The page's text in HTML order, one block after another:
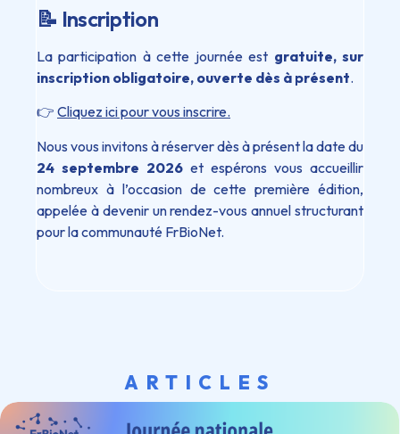
📝 Inscription
La participation à cette journée est gratuite, sur
inscription obligatoire, ouverte dès à présent.
👉 Cliquez ici pour vous inscrire.
Nous vous invitons à réserver dès à présent la date du
24 septembre 2026 et espérons vous accueillir
nombreux à l’occasion de cette première édition,
appelée à devenir un rendez-vous annuel structurant
pour la communauté FrBioNet.
ARTICLES